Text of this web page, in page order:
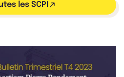
les SCPI